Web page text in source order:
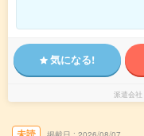
気になる!
派遣会社